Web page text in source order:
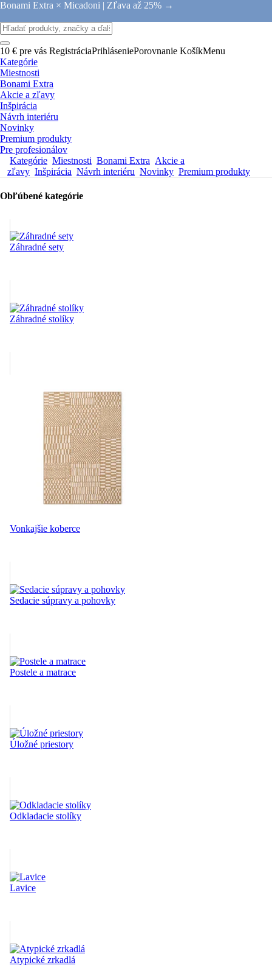
Bonami Extra × Micadoni | Zľava až 25% →
10 € pre vás RegistráciaPrihláseniePorovnanie KošíkMenu
Kategórie
Miestnosti
Bonami Extra
Akcie a zľavy
Inšpirácia
Návrh interiéru
Novinky
Premium produkty
Pre profesionálov
Kategórie Miestnosti Bonami Extra Akcie a
zľavy Inšpirácia Návrh interiéru Novinky Premium produkty
Obľúbené kategórie
Záhradné sety
Záhradné stolíky
Vonkajšie koberce
Sedacie súpravy a pohovky
Postele a matrace
Úložné priestory
Odkladacie stolíky
Lavice
Atypické zrkadlá